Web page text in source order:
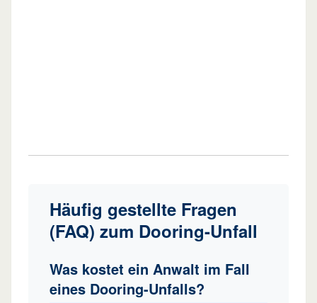
Häufig gestellte Fragen
(FAQ) zum Dooring-Unfall
Was kostet ein Anwalt im Fall
eines Dooring-Unfalls?